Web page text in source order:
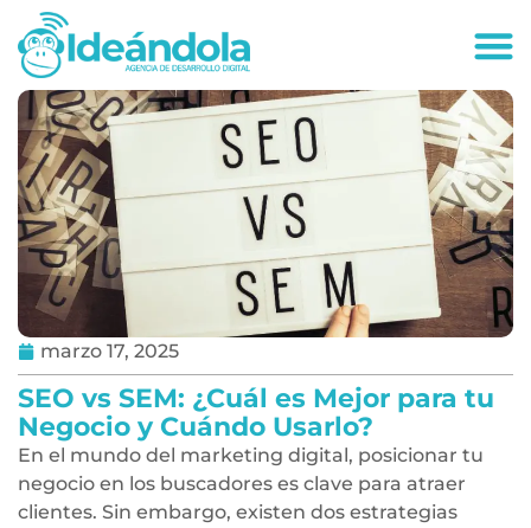
marzo 17, 2025
SEO vs SEM: ¿Cuál es Mejor para tu
Negocio y Cuándo Usarlo?
En el mundo del marketing digital, posicionar tu
negocio en los buscadores es clave para atraer
clientes. Sin embargo, existen dos estrategias